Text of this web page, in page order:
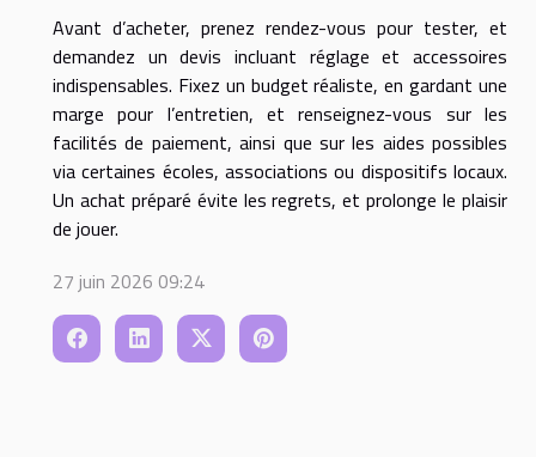
Avant d’acheter, prenez rendez-vous pour tester, et
demandez un devis incluant réglage et accessoires
indispensables. Fixez un budget réaliste, en gardant une
marge pour l’entretien, et renseignez-vous sur les
facilités de paiement, ainsi que sur les aides possibles
via certaines écoles, associations ou dispositifs locaux.
Un achat préparé évite les regrets, et prolonge le plaisir
de jouer.
27 juin 2026 09:24